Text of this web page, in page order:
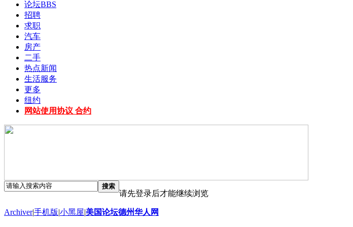
论坛BBS
招聘
求职
汽车
房产
二手
热点新闻
生活服务
更多
纽约
网站使用协议 合约
搜索
请先登录后才能继续浏览
Archiver|手机版|小黑屋|美国论坛德州华人网